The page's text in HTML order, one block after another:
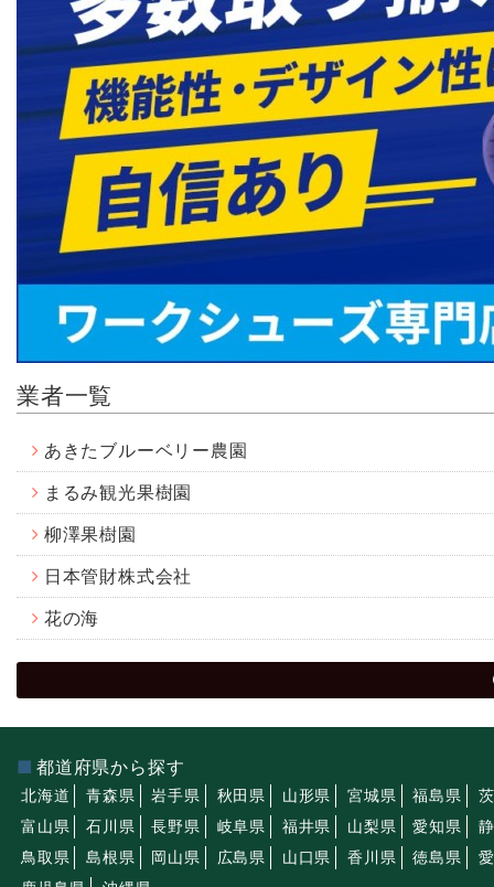
業者一覧
あきたブルーベリー農園
まるみ観光果樹園
柳澤果樹園
日本管財株式会社
花の海
都道府県から探す
北海道 青森県 岩手県 秋田県 山形県 宮城県 福島県
富山県
石川県 長野県 岐阜県 福井県 山梨県 愛知県
鳥取県
島根県 岡山県 広島県 山口県 香川県 徳島県